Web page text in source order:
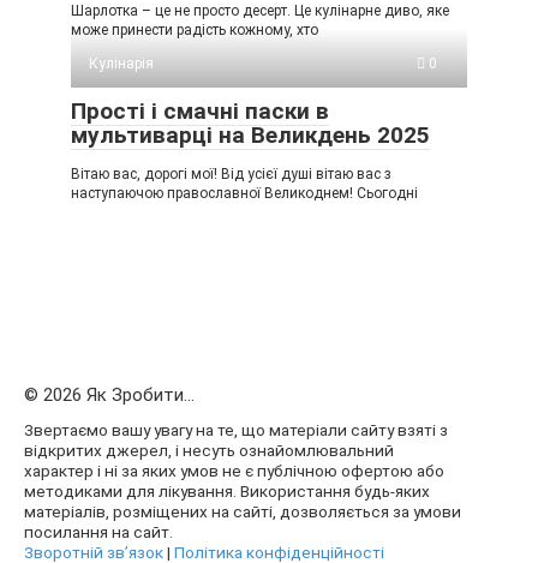
Шарлотка – це не просто десерт. Це кулінарне диво, яке
може принести радість кожному, хто
Кулінарія
0
Прості і смачні паски в
мультиварці на Великдень 2025
Вітаю вас, дорогі мої! Від усієї душі вітаю вас з
наступаючою православної Великоднем! Сьогодні
© 2026 Як Зробити...
Звертаємо вашу увагу на те, що матеріали сайту взяті з
відкритих джерел, і несуть ознайомлювальний
характер і ні за яких умов не є публічною офертою або
методиками для лікування. Використання будь-яких
матеріалів, розміщених на сайті, дозволяється за умови
посилання на сайт.
Зворотній зв’язок| Політика конфіденційності